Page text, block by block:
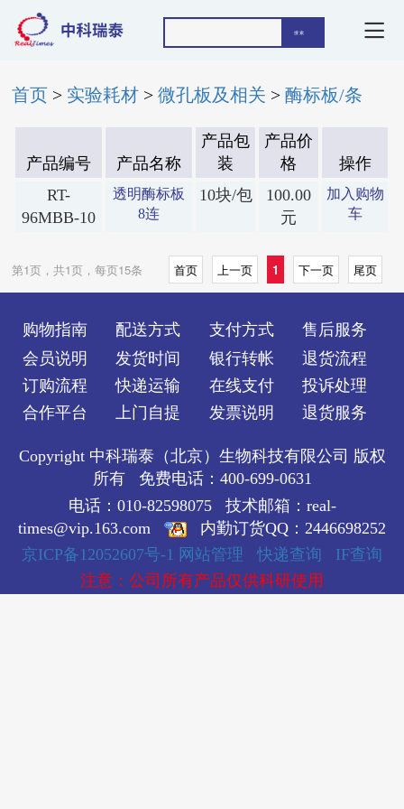
首页 > 实验耗材 >微孔板及相关 >酶标板/条
产品编号 产品名称
产品包
装
产品价
格
操作
RT-
96MBB-10
透明酶标板
8连
10块/包
100.00
元
加入购物
车
第1页，共1页，每页15条 首页 上一页 1 下一页 尾页
购物指南
会员说明
订购流程
合作平台
配送方式
发货时间
快递运输
上门自提
支付方式
银行转帐
在线支付
发票说明
售后服务
退货流程
投诉处理
退货服务
Copyright 中科瑞泰（北京）生物科技有限公司 版权
所有 免费电话：400-699-0631
电话：010-82598075 技术邮箱：real-
times@vip.163.com
内勤订货QQ：2446698252
京ICP备12052607号-1 网站管理 快递查询
IF查询
注意：公司所有产品仅供科研使用